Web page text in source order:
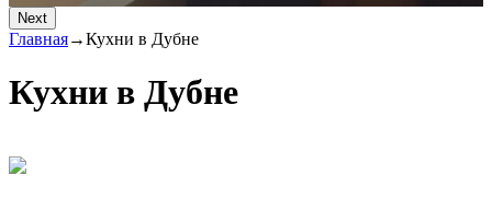
Next
Главная→Кухни в Дубне
Кухни в Дубне